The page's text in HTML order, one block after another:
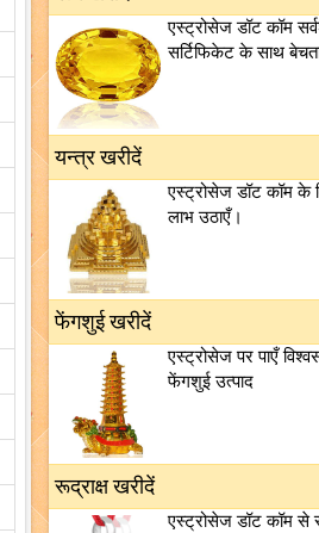
एस्ट्रोसेज डॉट कॉम
सर्टिफिकेट के साथ
यन्त्र खरीदें
एस्ट्रोसेज डॉट कॉम के
लाभ उठाएँ।
फेंगशुई खरीदें
एस्ट्रोसेज पर पाएँ
फेंगशुई उत्पाद
रूद्राक्ष खरीदें
एस्ट्रोसेज डॉट कॉम से